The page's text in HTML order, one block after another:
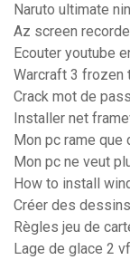
Naruto ultimate
Az screen
Ecouter youtube
Warcraft 3 frozen
Crack mot de
Installer net
Mon pc rame que
Mon pc ne veut
How to install
Créer des
Règles jeu de
Lage de glace 2